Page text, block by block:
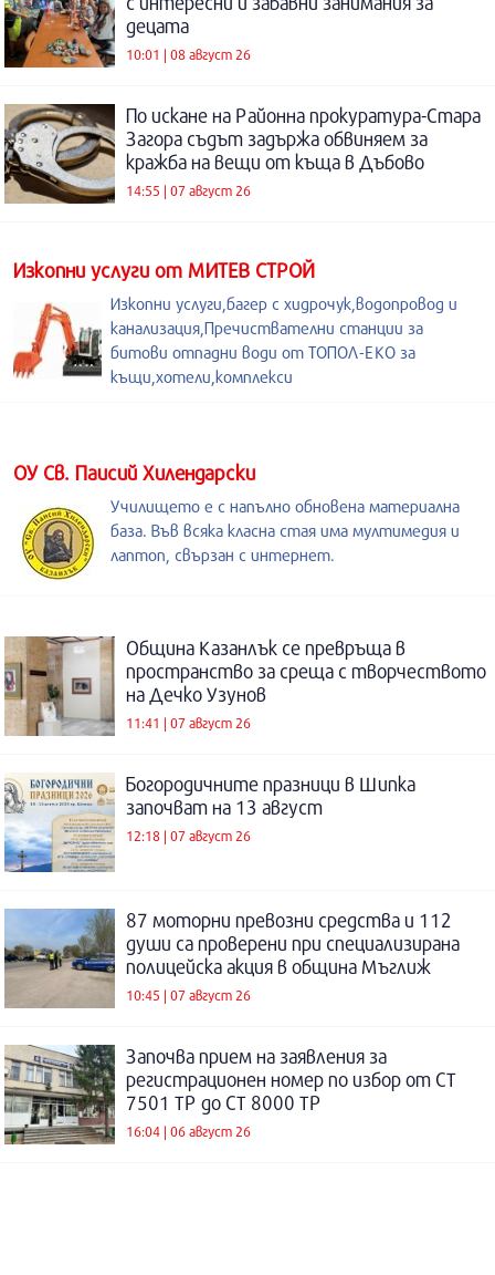
децата
10:01 | 08 август 26
По искане на Районна прокуратура-Стара
Загора съдът задържа обвиняем за
кражба на вещи от къща в Дъбово
14:55 | 07 август 26
Изкопни услуги от МИТЕВ СТРОЙ
Изкопни услуги,багер с хидрочук,водопровод и
канализация,Пречиствателни станции за
битови отпадни води от ТОПОЛ-ЕКО за
къщи,хотели,комплекси
ОУ Св. Паисий Хилендарски
Училището е с напълно обновена материална
база. Във всяка класна стая има мултимедия и
лаптоп, свързан с интернет.
Община Казанлък се превръща в
пространство за среща с творчеството
на Дечко Узунов
11:41 | 07 август 26
Богородичните празници в Шипка
започват на 13 август
12:18 | 07 август 26
87 моторни превозни средства и 112
души са проверени при специализирана
полицейска акция в община Мъглиж
10:45 | 07 август 26
Започва прием на заявления за
регистрационен номер по избор от СТ
7501 ТР до СТ 8000 ТР
16:04 | 06 август 26